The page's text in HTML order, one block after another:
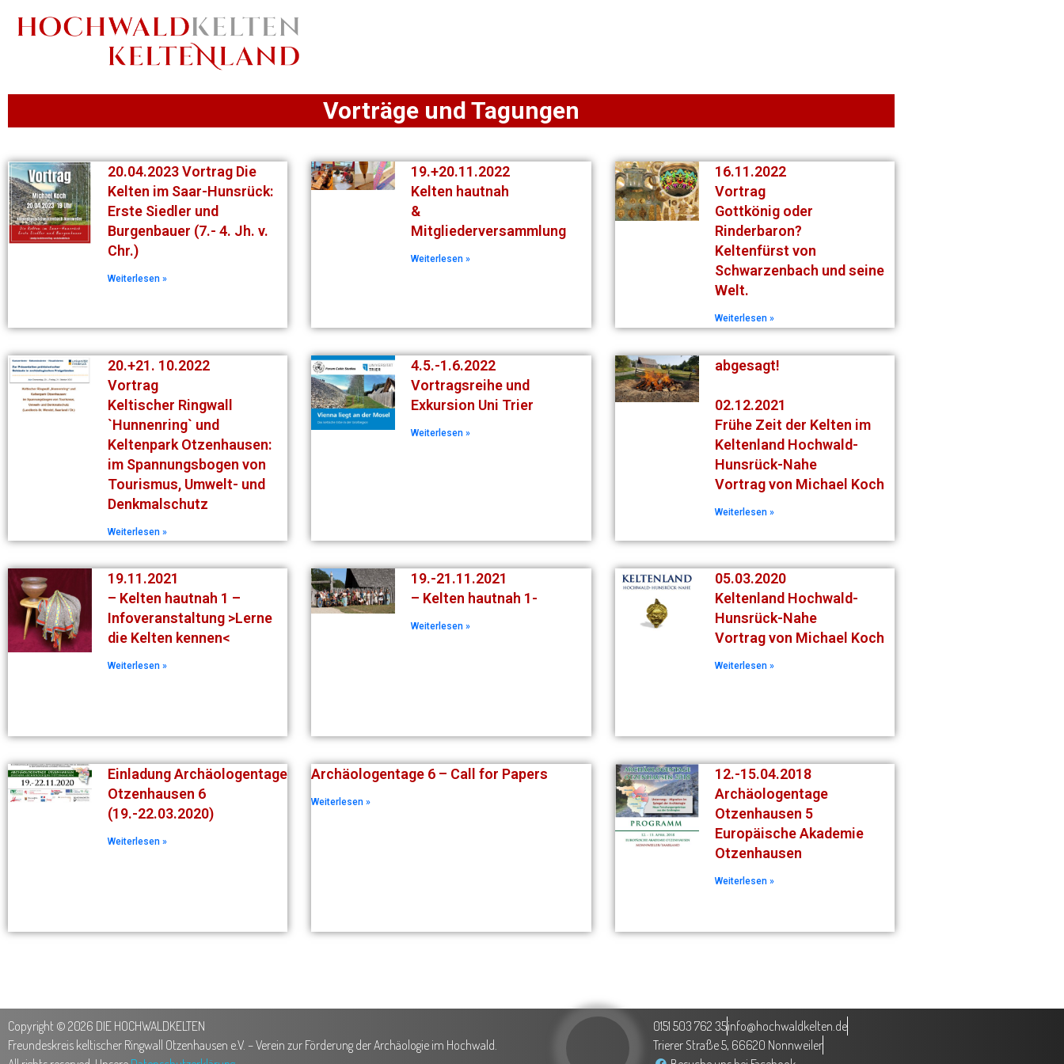
Vorträge und Tagungen
20.04.2023 Vortrag Die
Kelten im Saar-Hunsrück:
Erste Siedler und
Burgenbauer (7.- 4. Jh. v.
Chr.)
Weiterlesen »
19.+20.11.2022
Kelten hautnah
&
Mitgliederversammlung
Weiterlesen »
16.11.2022
Vortrag
Gottkönig oder
Rinderbaron?
Keltenfürst von
Schwarzenbach und seine
Welt.
Weiterlesen »
20.+21. 10.2022
Vortrag
Keltischer Ringwall
`Hunnenring` und
Keltenpark Otzenhausen:
im Spannungsbogen von
Tourismus, Umwelt- und
Denkmalschutz
Weiterlesen »
4.5.-1.6.2022
Vortragsreihe und
Exkursion Uni Trier
Weiterlesen »
abgesagt!
02.12.2021
Frühe Zeit der Kelten im
Keltenland Hochwald-
Hunsrück-Nahe
Vortrag von Michael Koch
Weiterlesen »
19.11.2021
– Kelten hautnah 1 –
Infoveranstaltung >Lerne
die Kelten kennen<
Weiterlesen »
19.-21.11.2021
– Kelten hautnah 1-
Weiterlesen »
05.03.2020
Keltenland Hochwald-
Hunsrück-Nahe
Vortrag von Michael Koch
Weiterlesen »
Einladung Archäologentage
Otzenhausen 6
(19.-22.03.2020)
Weiterlesen »
Archäologentage 6 – Call for Papers
Weiterlesen »
12.-15.04.2018
Archäologentage
Otzenhausen 5
Europäische Akademie
Otzenhausen
Weiterlesen »
Copyright © 2026 DIE HOCHWALDKELTEN
Freundeskreis keltischer Ringwall Otzenhausen e.V. – Verein zur Förderung der Archäologie im Hochwald.
0151 503 762 35info@hochwaldkelten.de
Trierer Straße 5, 66620 Nonnweiler